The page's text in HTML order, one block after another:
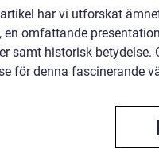
har vi utforskat
en omfattande
samt historisk betydelse.
för denna fascinerande